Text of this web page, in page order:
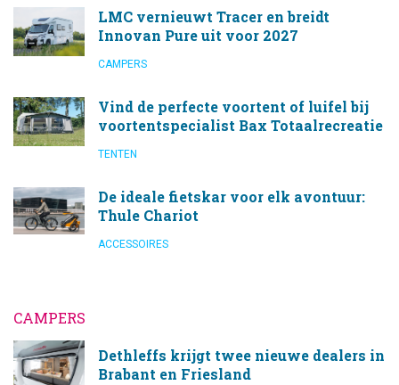
LMC vernieuwt Tracer en breidt
Innovan Pure uit voor 2027
CAMPERS
Vind de perfecte voortent of luifel bij
voortentspecialist Bax Totaalrecreatie
TENTEN
De ideale fietskar voor elk avontuur:
Thule Chariot
ACCESSOIRES
CAMPERS
Dethleffs krijgt twee nieuwe dealers in
Brabant en Friesland